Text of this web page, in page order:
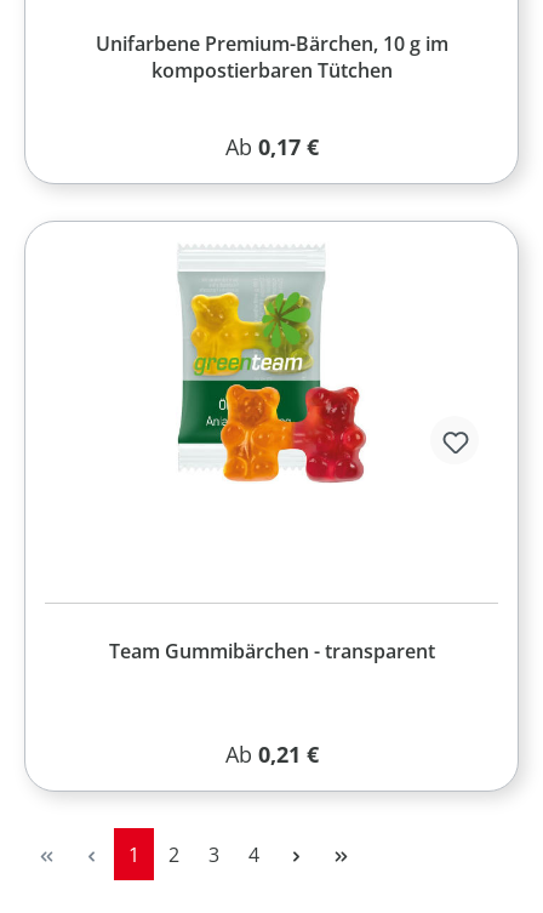
Unifarbene Premium-Bärchen, 10 g im
kompostierbaren Tütchen
Regulärer Preis:
Ab 0,17 €
Team Gummibärchen - transparent
Regulärer Preis:
Ab 0,21 €
Seite
1 Seite
2 Seite
3 Seite
4